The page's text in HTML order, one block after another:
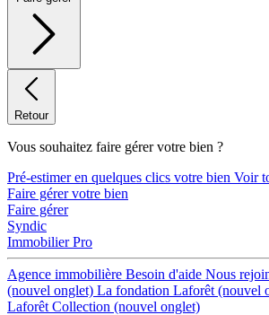
Retour
Vous souhaitez faire gérer votre bien ?
Pré-estimer en quelques clics votre bien Voir
Faire gérer votre bien
Faire gérer
Syndic
Immobilier Pro
Agence immobilière Besoin d'aide Nous
(nouvel onglet) La fondation Laforêt (nouvel
Laforêt Collection (nouvel onglet)